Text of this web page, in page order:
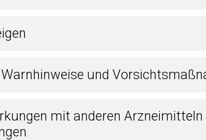
Warnhinweise und
mit anderen